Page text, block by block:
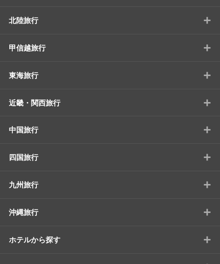
北陸旅行 +
甲信越旅行 +
東海旅行 +
近畿・関西旅行 +
中国旅行 +
四国旅行 +
九州旅行 +
沖縄旅行 +
ホテルから探す +